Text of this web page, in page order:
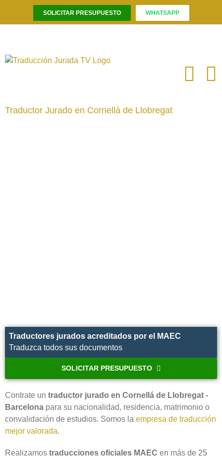
contenido
SOLICITAR PRESUPUESTO WHATSAPP
Traductor Jurado en Cornellá de Llobregat
Traductores jurados acreditados por el MAEC
Traduzca todos sus documentos
SOLICITAR PRESUPUESTO
Contrate un traductor jurado en Cornellá de Llobregat -
Barcelona para su nacionalidad, residencia, matrimonio o
convalidación de estudios. Somos la empresa de traducción
mejor valorada.
Realizamos traducciones oficiales MAEC en más de 25